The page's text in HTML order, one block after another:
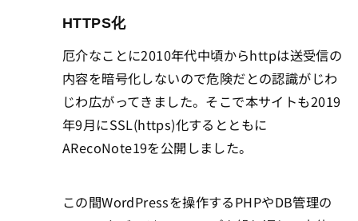
HTTPS化
厄介なことに2010年代中頃からhttpは送受信の
内容を暗号化しないので危険だとの認識がじわ
じわ広がってきました。そこで本サイトも2019
年9月にSSL(https)化するとともに
ARecoNote19を公開しました。
この間WordPressを操作するPHPやDB管理の